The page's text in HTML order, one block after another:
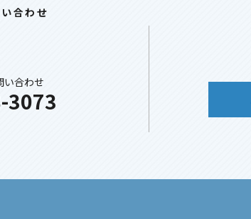
合わせ
い合わせ
3073